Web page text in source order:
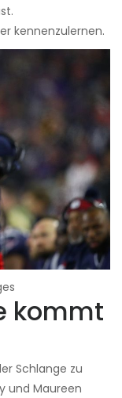
kennenzulernen.
kommt
Schlange zu
und Maureen